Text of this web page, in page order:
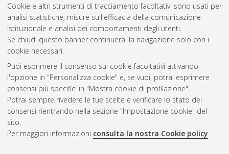
Cookie e altri strumenti di tracciamento facoltativi sono usati per
analisi statistiche, misure sull'efficacia della comunicazione
istituzionale e analisi dei comportamenti degli utenti.
Se chiudi questo banner continuerai la navigazione solo con i
cookie necessari.
Puoi esprimere il consenso sui cookie facoltativi attivando
l'opzione in "Personalizza cookie" e, se vuoi, potrai esprimere
consensi più specifici in "Mostra cookie di profilazione".
Potrai sempre rivedere le tue scelte e verificare lo stato dei
consensi rientrando nella sezione "Impostazione cookie" del
sito.
Per maggiori informazioni consulta la nostra Cookie policy.
Questa lista e' stata generata il Thu Aug 6 20:47:03 2026
Atom
Rss 1.0
Rss 2.0
ISSN: 2038-7946